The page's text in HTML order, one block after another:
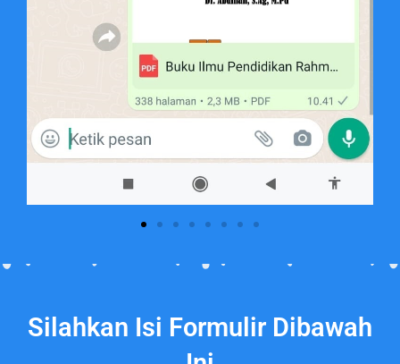
Silahkan Isi Formulir Dibawah